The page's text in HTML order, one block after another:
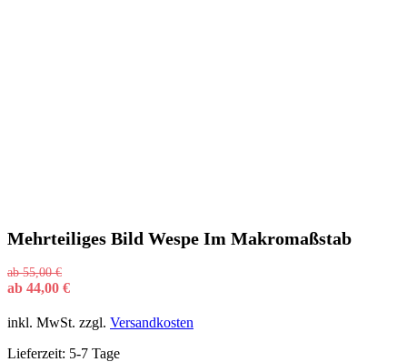
Mehrteiliges Bild Wespe Im Makromaßstab
ab55,00€
ab 44,00 €
inkl. MwSt. zzgl. Versandkosten
Lieferzeit: 5-7 Tage